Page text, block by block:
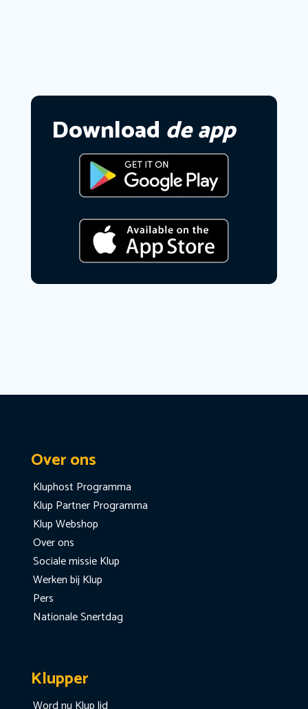
Download de app
Over ons
Kluphost Programma
Klup Partner Programma
Klup Webshop
Over ons
Sociale missie Klup
Werken bij Klup
Pers
Nationale Snertdag
Klupper